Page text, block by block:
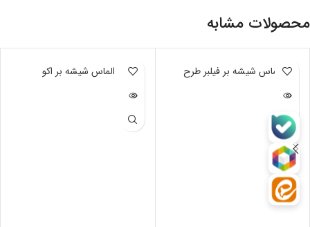
محصولات مشابه
ناموجودالماس شیشه بر فیلبر طرح ناموجود الماس شیشه بر اکو